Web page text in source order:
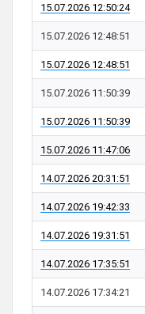
15.07.2026 12:50:24
15.07.2026 12:48:51
15.07.2026 12:48:51
15.07.2026 11:50:39
15.07.2026 11:50:39
15.07.2026 11:47:06
14.07.2026 20:31:51
14.07.2026 19:42:33
14.07.2026 19:31:51
14.07.2026 17:35:51
14.07.2026 17:34:21